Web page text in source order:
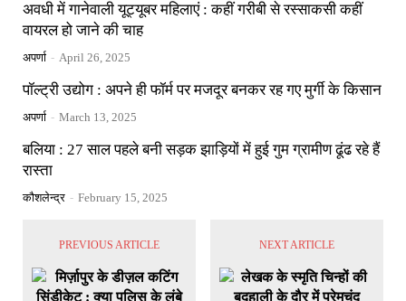
अवधी में गानेवाली यूट्यूबर महिलाएं : कहीं गरीबी से रस्साकसी कहीं
वायरल हो जाने की चाह
अपर्णा - April 26, 2025
पॉल्ट्री उद्योग : अपने ही फॉर्म पर मजदूर बनकर रह गए मुर्गी के किसान
अपर्णा - March 13, 2025
बलिया : 27 साल पहले बनी सड़क झाड़ियों में हुई गुम ग्रामीण ढूंढ रहे हैं
रास्ता
कौशलेन्द्र - February 15, 2025
PREVIOUS ARTICLE NEXT ARTICLE